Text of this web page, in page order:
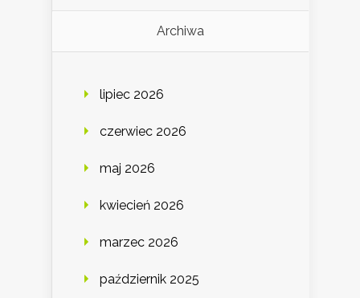
Archiwa
lipiec 2026
czerwiec 2026
maj 2026
kwiecień 2026
marzec 2026
październik 2025